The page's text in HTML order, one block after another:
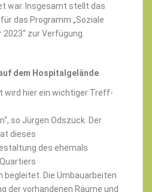
war. Insgesamt stellt das
für das Programm „Soziale
zur Verfügung.
dem Hospitalgelände
wird hier ein wichtiger Treff-
so Jürgen Odszuck. Der
dieses
des ehemals
begleitet. Die Umbauarbeiten
der vorhandenen Räume und